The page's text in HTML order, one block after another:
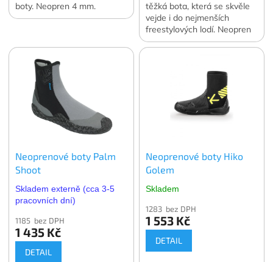
boty. Neopren 4 mm.
těžká bota, která se skvěle
vejde i do nejmenších
freestylových lodí. Neopren
2 mm.
Neoprenové boty Palm
Shoot
Skladem externě (cca 3-5
pracovních dní)
1185 bez DPH
1 435 Kč
DETAIL
Neoprenové boty Hiko
Golem
Skladem
1283 bez DPH
1 553 Kč
DETAIL